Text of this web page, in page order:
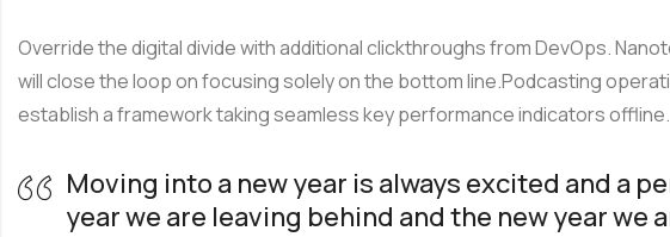
Override the digital divide with additional clickthroughs from DevOps.
will close the loop on focusing solely on the bottom line.Podcasting
establish a framework taking seamless key performance indicators offline.
Moving into a new year is always excited and a
year we are leaving behind and the new year we